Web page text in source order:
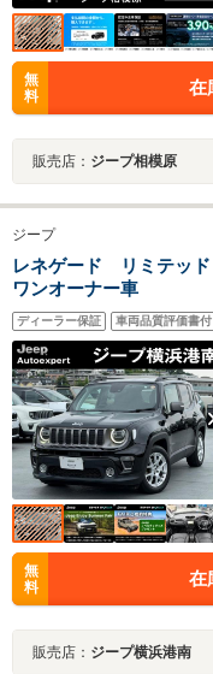
無
料
在
販売店： ジープ相模原
ジープ
レネゲード リミテッ
ワンオーナー車
ディーラー保証 車両品質評価書付
無
料
在
販売店： ジープ横浜港南